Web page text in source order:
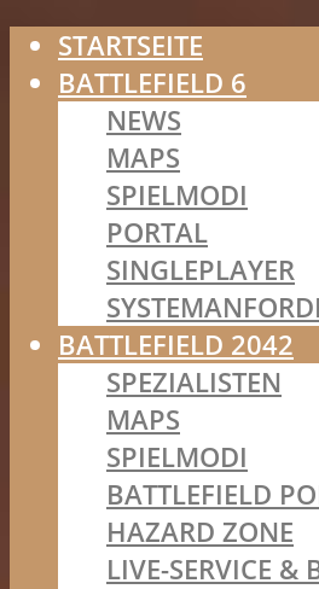
STARTSEITE
BATTLEFIELD 6
NEWS
MAPS
SPIELMODI
PORTAL
SINGLEPLAYER
BATTLEFIELD 2042
SPEZIALISTEN
MAPS
SPIELMODI
BATTLEFIELD
HAZARD ZONE
LIVE-SERVICE &